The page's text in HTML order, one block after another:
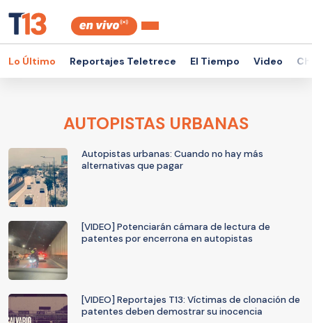
Lo Último Reportajes Teletrece El Tiempo Video
AUTOPISTAS URBANAS
Autopistas urbanas: Cuando no hay más
alternativas que pagar
[VIDEO] Potenciarán cámara de lectura de
patentes por encerrona en autopistas
[VIDEO] Reportajes T13: Víctimas de clonación de
patentes deben demostrar su inocencia